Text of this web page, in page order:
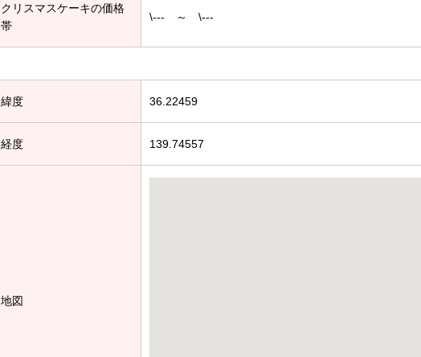
クリスマスケーキの価格
帯
\--- ～ \---
緯度 36.22459
経度 139.74557
地図